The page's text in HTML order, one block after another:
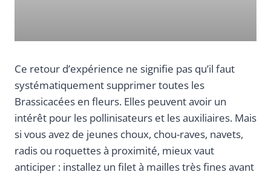
Ce retour d’expérience ne signifie pas qu’il faut
systématiquement supprimer toutes les
Brassicacées en fleurs. Elles peuvent avoir un
intérêt pour les pollinisateurs et les auxiliaires. Mais
si vous avez de jeunes choux, chou-raves, navets,
radis ou roquettes à proximité, mieux vaut
anticiper : installez un filet à mailles très fines avant